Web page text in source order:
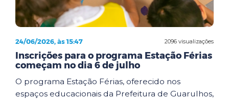
2096 visualizações
24/06/2026, às 15:47
Inscrições para o programa Estação Férias
começam no dia 6 de julho
O programa Estação Férias, oferecido nos
espaços educacionais da Prefeitura de Guarulhos,